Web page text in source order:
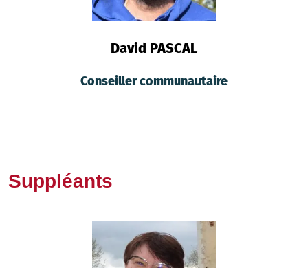
David PASCAL
Conseiller communautaire
Suppléants